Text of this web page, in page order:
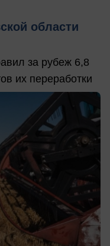
области
за рубеж 6,8
их переработки